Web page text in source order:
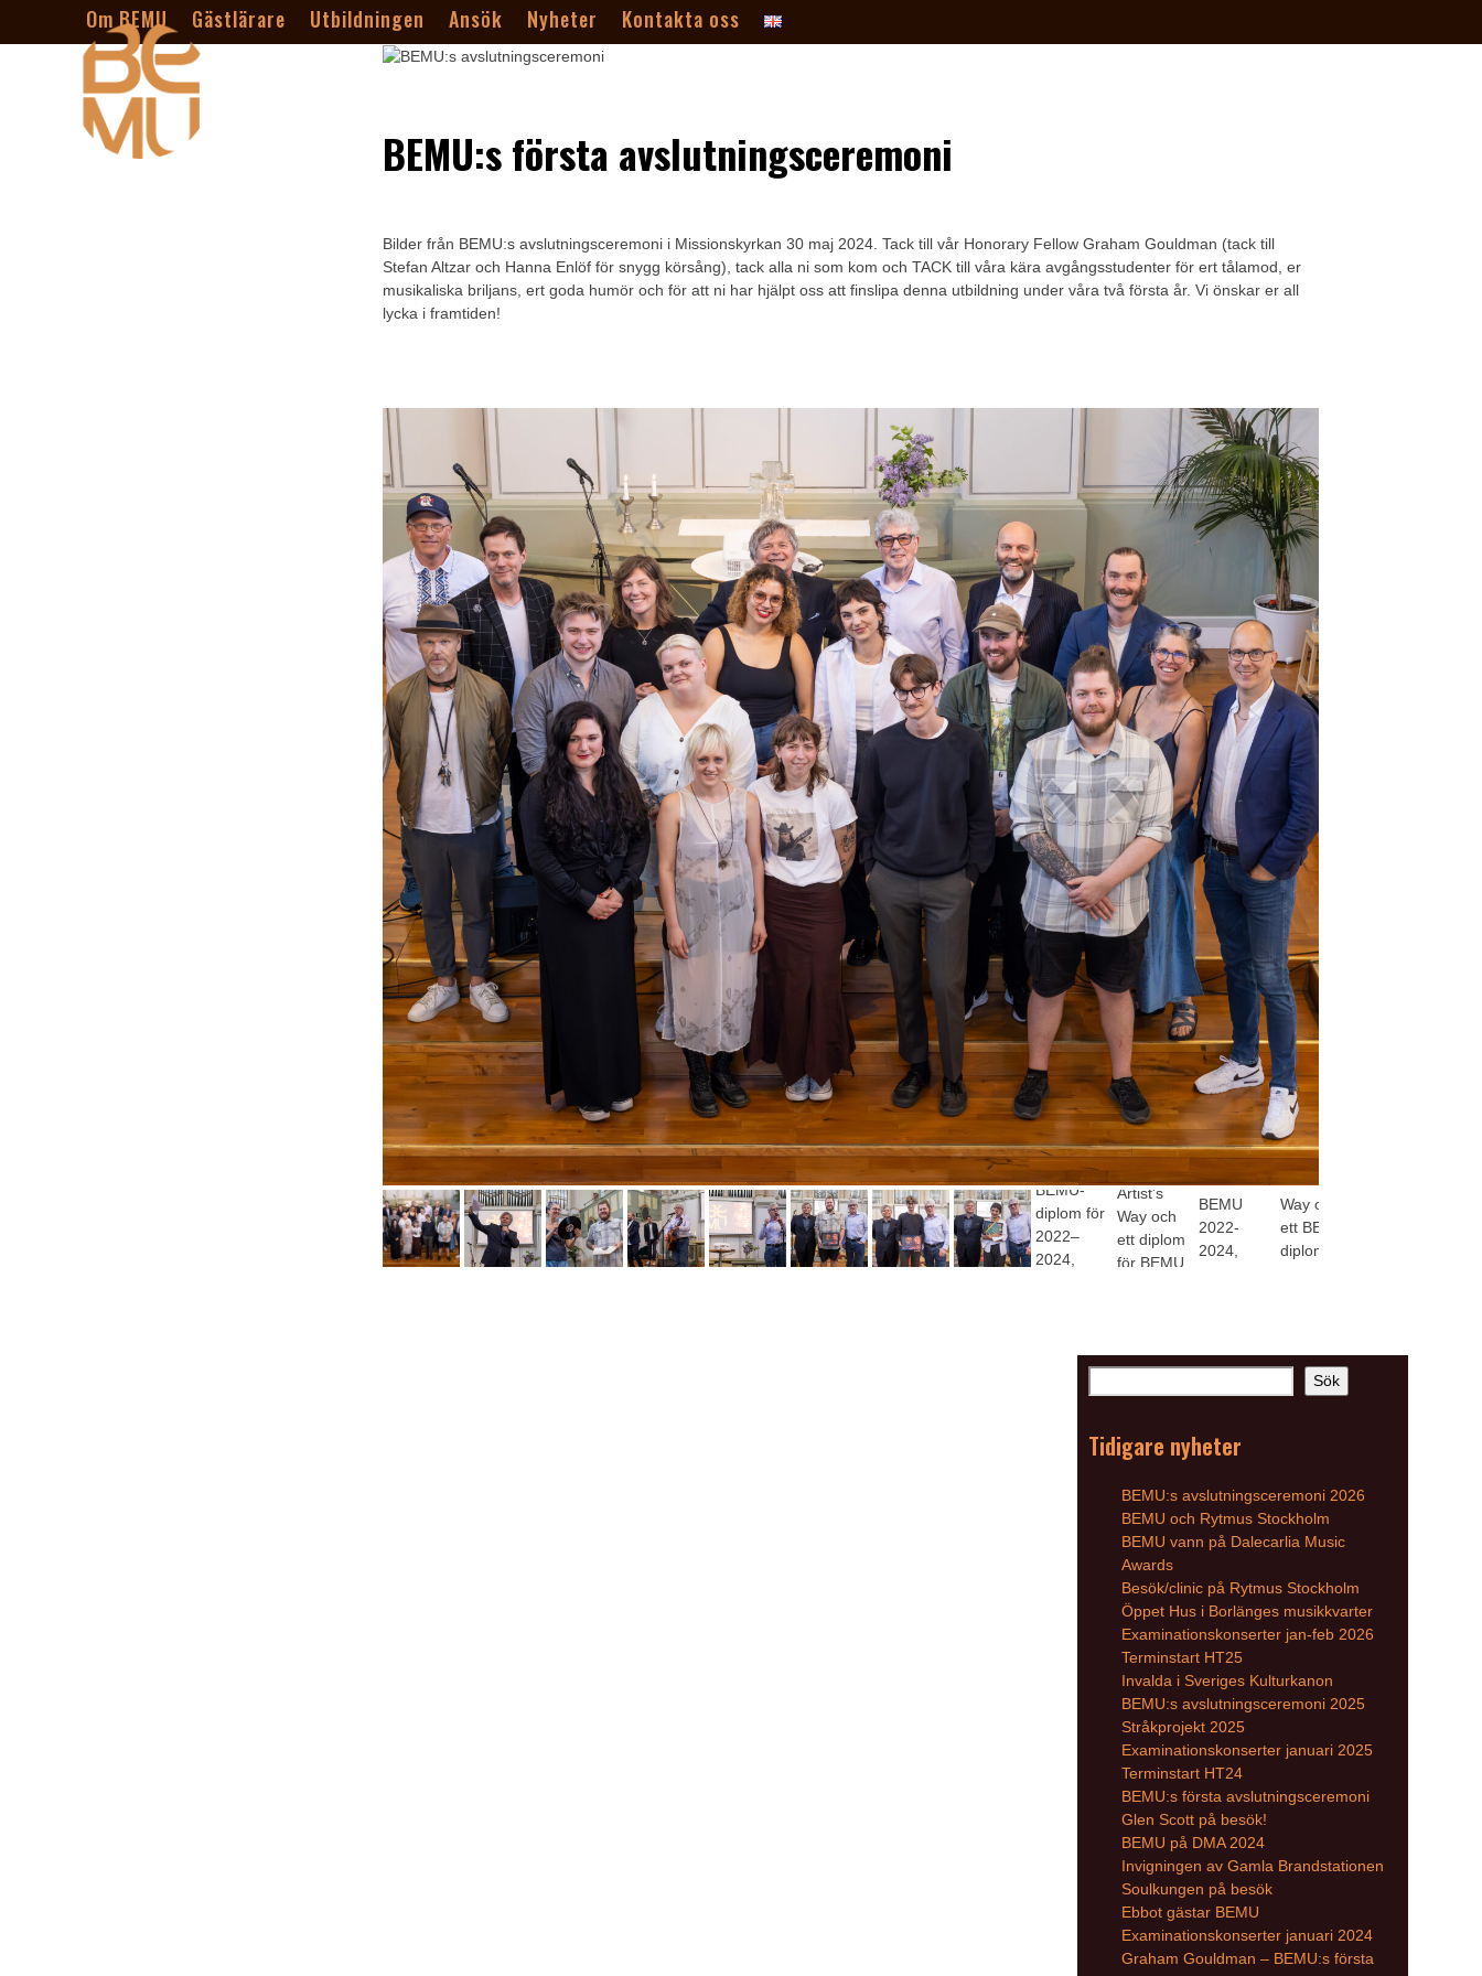
Om BEMU Gästlärare Utbildningen Ansök Nyheter Kontakta oss
BEMU:s första avslutningsceremoni
Bilder från BEMU:s avslutningsceremoni i Missionskyrkan 30 maj 2024. Tack till vår Honorary Fellow Graham Gouldman (tack till
Stefan Altzar och Hanna Enlöf för snygg körsång), tack alla ni som kom och TACK till våra kära avgångsstudenter för ert tålamod, er
musikaliska briljans, ert goda humör och för att ni har hjälpt oss att finslipa denna utbildning under våra två första år. Vi önskar er all
lycka i framtiden!
Sök
Tidigare nyheter
BEMU:s avslutningsceremoni 2026
BEMU och Rytmus Stockholm
BEMU vann på Dalecarlia Music
Awards
Besök/clinic på Rytmus Stockholm
Öppet Hus i Borlänges musikkvarter
Examinationskonserter jan-feb 2026
Terminstart HT25
Invalda i Sveriges Kulturkanon
BEMU:s avslutningsceremoni 2025
Stråkprojekt 2025
Examinationskonserter januari 2025
Terminstart HT24
BEMU:s första avslutningsceremoni
Glen Scott på besök!
BEMU på DMA 2024
Invigningen av Gamla Brandstationen
Soulkungen på besök
Ebbot gästar BEMU
Examinationskonserter januari 2024
Graham Gouldman – BEMU:s första